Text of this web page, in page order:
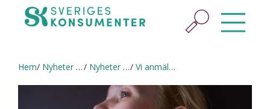
Hem Nyheter & press Nyheter och pressmeddelanden Vi anmäler MyHeritage för brott mot GDPR